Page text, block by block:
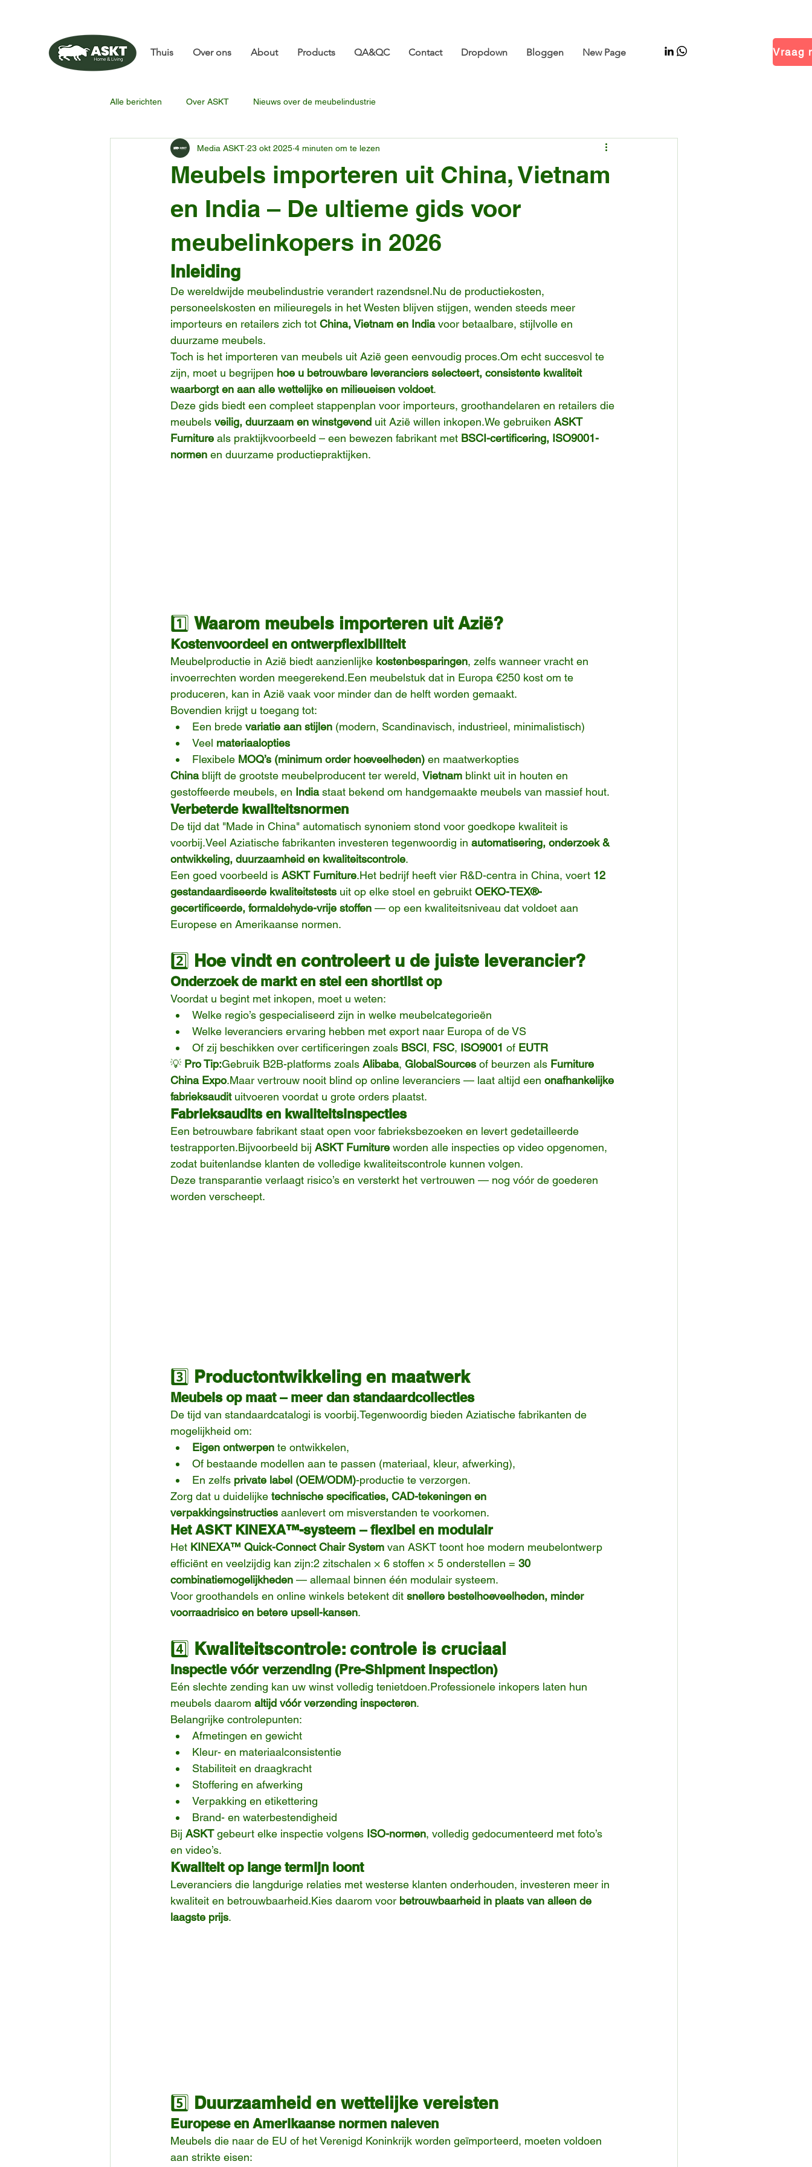
Thuis Over ons About Products QA&QC Contact Dropdown Bloggen New Page
Alle berichten Over ASKT Nieuws over de meubelindustrie
Meubels importeren uit China, Vietnam
en India – De ultieme gids voor
meubelinkopers in 2026
Media ASKT 23 okt 2025 4 minuten om te lezen
Inleiding
De wereldwijde meubelindustrie verandert razendsnel.Nu de productiekosten,
personeelskosten en milieuregels in het Westen blijven stijgen, wenden steeds meer
importeurs en retailers zich tot China, Vietnam en India voor betaalbare, stijlvolle en
duurzame meubels.
Toch is het importeren van meubels uit Azië geen eenvoudig proces.Om echt succesvol te
zijn, moet u begrijpen hoe u betrouwbare leveranciers selecteert, consistente kwaliteit
waarborgt en aan alle wettelijke en milieueisen voldoet.
Deze gids biedt een compleet stappenplan voor importeurs, groothandelaren en retailers die
meubels veilig, duurzaam en winstgevend uit Azië willen inkopen.We gebruiken ASKT
Furniture als praktijkvoorbeeld – een bewezen fabrikant met BSCI-certificering, ISO9001-
normen en duurzame productiepraktijken.
1️⃣ Waarom meubels importeren uit Azië?
Kostenvoordeel en ontwerpflexibiliteit
Meubelproductie in Azië biedt aanzienlijke kostenbesparingen, zelfs wanneer vracht en
invoerrechten worden meegerekend.Een meubelstuk dat in Europa €250 kost om te
produceren, kan in Azië vaak voor minder dan de helft worden gemaakt.
Bovendien krijgt u toegang tot:
Een brede variatie aan stijlen (modern, Scandinavisch, industrieel, minimalistisch)
Veel materiaalopties
Flexibele MOQ’s (minimum order hoeveelheden) en maatwerkopties
China blijft de grootste meubelproducent ter wereld, Vietnam blinkt uit in houten en
gestoffeerde meubels, en India staat bekend om handgemaakte meubels van massief hout.
Verbeterde kwaliteitsnormen
De tijd dat "Made in China" automatisch synoniem stond voor goedkope kwaliteit is
voorbij.Veel Aziatische fabrikanten investeren tegenwoordig in automatisering, onderzoek &
ontwikkeling, duurzaamheid en kwaliteitscontrole.
Een goed voorbeeld is ASKT Furniture.Het bedrijf heeft vier R&D-centra in China, voert 12
gestandaardiseerde kwaliteitstests uit op elke stoel en gebruikt OEKO-TEX®-
gecertificeerde, formaldehyde-vrije stoffen — op een kwaliteitsniveau dat voldoet aan
Europese en Amerikaanse normen.
2️⃣ Hoe vindt en controleert u de juiste leverancier?
Onderzoek de markt en stel een shortlist op
Voordat u begint met inkopen, moet u weten:
Welke regio’s gespecialiseerd zijn in welke meubelcategorieën
Welke leveranciers ervaring hebben met export naar Europa of de VS
Of zij beschikken over certificeringen zoals BSCI, FSC, ISO9001 of EUTR
💡 Pro Tip:Gebruik B2B-platforms zoals Alibaba, GlobalSources of beurzen als Furniture
China Expo.Maar vertrouw nooit blind op online leveranciers — laat altijd een onafhankelijke
fabrieksaudit uitvoeren voordat u grote orders plaatst.
Fabrieksaudits en kwaliteitsinspecties
Een betrouwbare fabrikant staat open voor fabrieksbezoeken en levert gedetailleerde
testrapporten.Bijvoorbeeld bij ASKT Furniture worden alle inspecties op video opgenomen,
zodat buitenlandse klanten de volledige kwaliteitscontrole kunnen volgen.
Deze transparantie verlaagt risico’s en versterkt het vertrouwen — nog vóór de goederen
worden verscheept.
3️⃣ Productontwikkeling en maatwerk
Meubels op maat – meer dan standaardcollecties
De tijd van standaardcatalogi is voorbij.Tegenwoordig bieden Aziatische fabrikanten de
mogelijkheid om:
Eigen ontwerpen te ontwikkelen,
Of bestaande modellen aan te passen (materiaal, kleur, afwerking),
En zelfs private label (OEM/ODM)-productie te verzorgen.
Zorg dat u duidelijke technische specificaties, CAD-tekeningen en
verpakkingsinstructies aanlevert om misverstanden te voorkomen.
Het ASKT KINEXA™-systeem – flexibel en modulair
Het KINEXA™ Quick-Connect Chair System van ASKT toont hoe modern meubelontwerp
efficiënt en veelzijdig kan zijn:2 zitschalen × 6 stoffen × 5 onderstellen = 30
combinatiemogelijkheden — allemaal binnen één modulair systeem.
Voor groothandels en online winkels betekent dit snellere bestelhoeveelheden, minder
voorraadrisico en betere upsell-kansen.
4️⃣ Kwaliteitscontrole: controle is cruciaal
Inspectie vóór verzending (Pre-Shipment Inspection)
Eén slechte zending kan uw winst volledig tenietdoen.Professionele inkopers laten hun
meubels daarom altijd vóór verzending inspecteren.
Belangrijke controlepunten:
Afmetingen en gewicht
Kleur- en materiaalconsistentie
Stabiliteit en draagkracht
Stoffering en afwerking
Verpakking en etikettering
Brand- en waterbestendigheid
Bij ASKT gebeurt elke inspectie volgens ISO-normen, volledig gedocumenteerd met foto’s
en video’s.
Kwaliteit op lange termijn loont
Leveranciers die langdurige relaties met westerse klanten onderhouden, investeren meer in
kwaliteit en betrouwbaarheid.Kies daarom voor betrouwbaarheid in plaats van alleen de
laagste prijs.
5️⃣ Duurzaamheid en wettelijke vereisten
Europese en Amerikaanse normen naleven
Meubels die naar de EU of het Verenigd Koninkrijk worden geïmporteerd, moeten voldoen
aan strikte eisen: